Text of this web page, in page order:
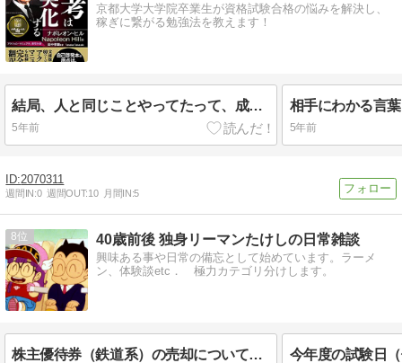
京都大学大学院卒業生が資格試験合格の悩みを解決し、
稼ぎに繋がる勉強法を教えます！
結局、人と同じことやってたって、成功なんか有り得ない。
5年前 5年前
2070311
週間IN:0 週間OUT:10 月間IN:5
8 40歳前後 独身リーマンたけしの日常雑談
興味ある事や日常の備忘として始めています。ラーメ
ン、体験談etc． 極力カテゴリ分けします。
株主優待券（鉄道系）の売却について（2026年上期） 今年度の試験日